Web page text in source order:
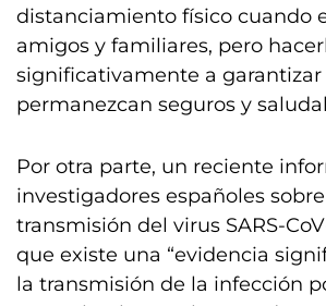
distanciamiento físico cuando
amigos y familiares, pero
significativamente a
permanezcan seguros y
Por otra parte, un reciente
investigadores españoles
transmisión del virus SARS-
que existe una “evidencia
la transmisión de la infección